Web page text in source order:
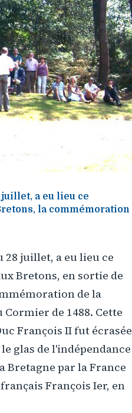
a eu lieu ce
la commémoration
28 juillet, a eu lieu ce
Bretons, en sortie de
de la
de 1488. Cette
François II fut écrasée
glas de l'indépendance
Bretagne par la France
François Ier, en